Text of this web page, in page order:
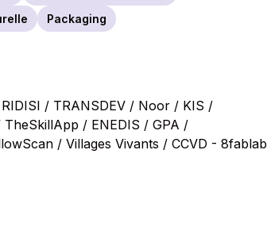
Packaging
/ TRANSDEV / Noor / KIS /
/ ENEDIS / GPA /
/ Villages Vivants / CCVD - 8fablab